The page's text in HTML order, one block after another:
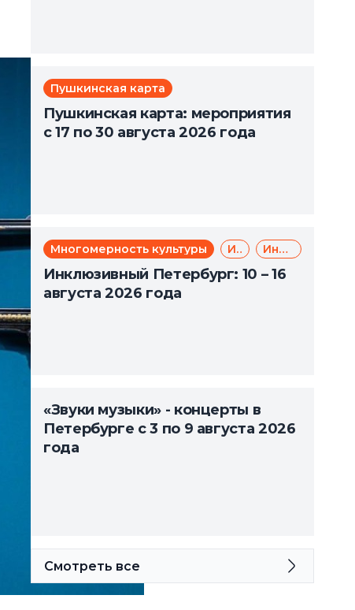
Пушкинская карта
Пушкинская карта: мероприятия
с 17 по 30 августа 2026 года
Многомерность культуры Инклюзия Инклюзивный туризм
Инклюзивный Петербург: 10 – 16
августа 2026 года
«Звуки музыки» - концерты в
Петербурге с 3 по 9 августа 2026
года
Смотреть все